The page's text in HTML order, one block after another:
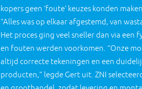
kopers geen ‘foute’ keuzes konden
“Alles was op elkaar afgestemd, van
Het proces ging veel sneller dan via een
en fouten werden voorkomen. “Onze
altijd correcte tekeningen en een
producten,” legde Gert uit. ZNI